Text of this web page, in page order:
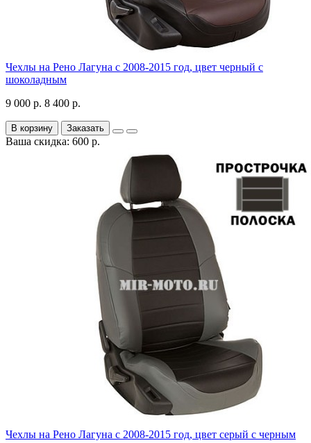
Чехлы на Рено Лагуна с 2008-2015 год, цвет черный с
шоколадным
9 000 р. 8 400 р.
В корзину Заказать
Ваша скидка: 600 р.
Чехлы на Рено Лагуна с 2008-2015 год, цвет серый с черным